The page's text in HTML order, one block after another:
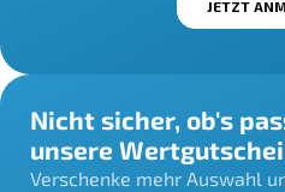
Nicht sicher, ob's
unsere
Verschenke mehr Auswahl